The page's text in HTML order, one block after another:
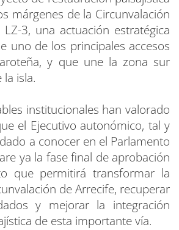
márgenes de la Circunvalación
3, una actuación estratégica
uno de los principales accesos
y que une la zona sur
isla.
institucionales han valorado
el Ejecutivo autonómico, tal y
a conocer en el Parlamento
ya la fase final de aprobación
que permitirá transformar la
de Arrecife, recuperar
y mejorar la integración
de esta importante vía.